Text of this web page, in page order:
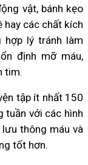
vật, bánh kẹo
hay các chất kích
hợp lý tránh làm
định mỡ máu,
tim.
tập ít nhất 150
tuần với các hình
thông máu và
tốt hơn.